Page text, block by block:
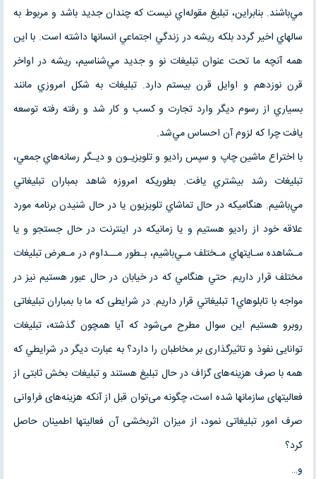
مي‌باشند. بنابراين، تبليغ مقوله‌اي نيست كه چندان جديد باشد و مربوط به
سالهاي اخير گردد بلكه ريشه در زندگي اجتماعي انسانها داشته است. با اين
همه آنچه ما تحت عنوان تبليغات نو و جديد مي‌شناسيم، ريشه در اواخر
قرن نوزدهم و اوايل قرن بيستم دارد. تبليغات به شكل امروزي مانند
بسياري از رسوم ديگر وارد تجارت و كسب و كار شد و رفته رفته توسعه
يافت چرا كه لزوم آن احساس مي‌شد.
با اختراع ماشين چاپ و سپس راديو و تلويزيـون و ديـگر رسانه‌هاي جمعي،
تبليغات رشد بيشتري يافت. بطوريكه امروزه شاهد بمباران تبليغاتي
مي‌باشيم. هنگاميكه در حال تماشاي تلويزيون يا در حال شنيدن برنامه مورد
علاقه خود از راديو هستيم و يا زمانيكه در اينترنت در حال جستجو و يا
مـشاهده سـايتهاي مـختلف مـي‌باشيم، بـطور مــداوم در مـعرض تبليغات
مختلف قرار داريم. حتي هنگامي كه در خيابان در حال عبور هستيم نيز در
مواجه با تابلوهاي1 تبليغاتي قرار داريم. در شرایطی که ما با بمباران تبلیغاتی
روبرو هستیم این سوال مطرح می‌شود که آیا همچون گذشته، تبلیغات
توانایی نفوذ و تاثیرگذاری بر مخاطبان را دارد؟ به عبارت دیگر در شرايطي که
همه با صرف هزینه‌های گزاف در حال تبلیغ هستند و تبلیغات بخش ثابتی از
فعالیتهای سازمانها شده است، چگونه می‌توان قبل از آنکه هزینه‌های فراوانی
صرف امور تبلیغاتی نمود، از میزان اثربخشی آن فعاليتها اطمینان حاصل
کرد؟
و…